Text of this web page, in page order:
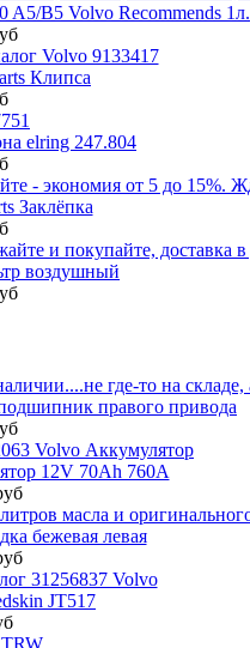
A5/B5 Volvo Recommends 1л.
Клипса
elring 247.804
Заклёпка
воздушный
правого привода
12V 70Ah 760A
бежевая левая
JT517